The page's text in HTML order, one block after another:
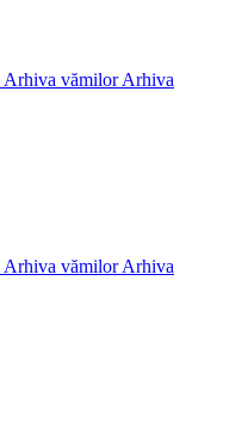
Arhiva vămilor Arhiva
Arhiva vămilor Arhiva